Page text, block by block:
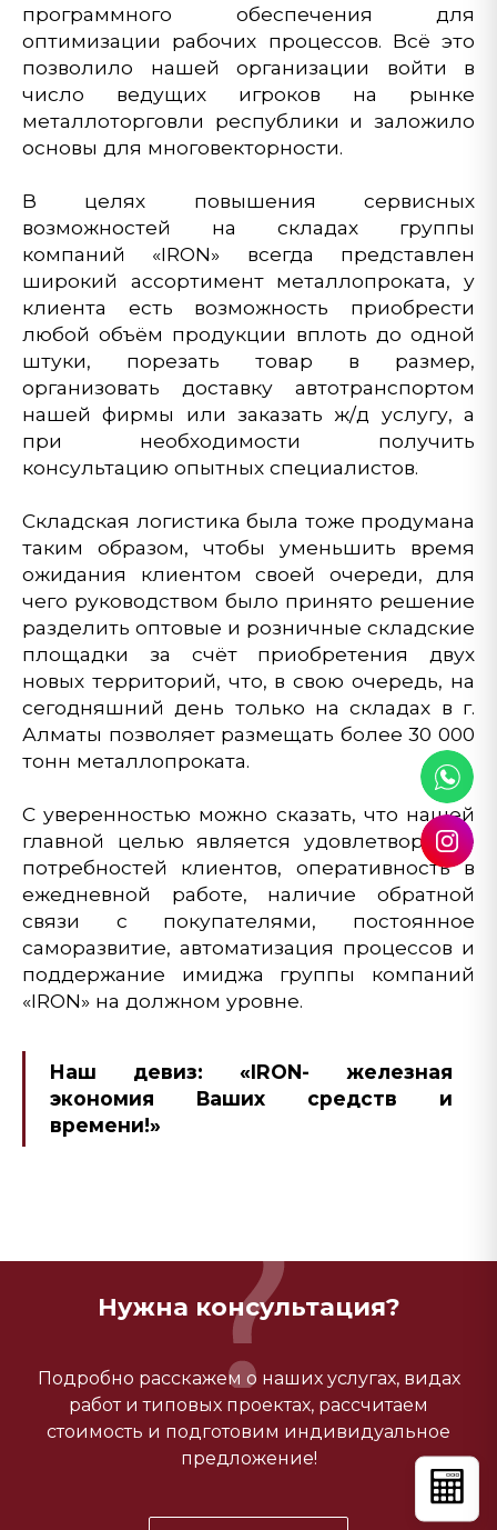
программного обеспечения для
оптимизации рабочих процессов. Всё это
позволило нашей организации войти в
число ведущих игроков на рынке
металлоторговли республики и заложило
основы для многовекторности.
В целях повышения сервисных
возможностей на складах группы
компаний «IRON» всегда представлен
широкий ассортимент металлопроката, у
клиента есть возможность приобрести
любой объём продукции вплоть до одной
штуки, порезать товар в размер,
организовать доставку автотранспортом
нашей фирмы или заказать ж/д услугу, а
при необходимости получить
консультацию опытных специалистов.
Складская логистика была тоже продумана
таким образом, чтобы уменьшить время
ожидания клиентом своей очереди, для
чего руководством было принято решение
разделить оптовые и розничные складские
площадки за счёт приобретения двух
новых территорий, что, в свою очередь, на
сегодняшний день только на складах в г.
Алматы позволяет размещать более 30 000
тонн металлопроката.
С уверенностью можно сказать, что нашей
главной целью является удовлетворение
потребностей клиентов, оперативность в
ежедневной работе, наличие обратной
связи с покупателями, постоянное
саморазвитие, автоматизация процессов и
поддержание имиджа группы компаний
«IRON» на должном уровне.
Наш девиз: «IRON- железная
экономия Ваших средств и
времени!»
Нужна консультация?
Подробно расскажем о наших услугах, видах
работ и типовых проектах, рассчитаем
стоимость и подготовим индивидуальное
предложение!